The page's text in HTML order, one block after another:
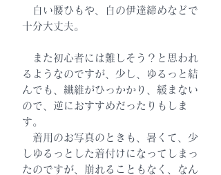
白い腰ひもや、白の伊達締めなどで
十分大丈夫。
また初心者には難しそう？と思われ
るようなのですが、少し、ゆるっと結
んでも、繊維がひっかかり、緩まない
ので、逆におすすめだったりもしま
す。
着用のお写真のときも、暑くて、少
しゆるっとした着付けになってしまっ
たのですが、崩れることもなく、なん